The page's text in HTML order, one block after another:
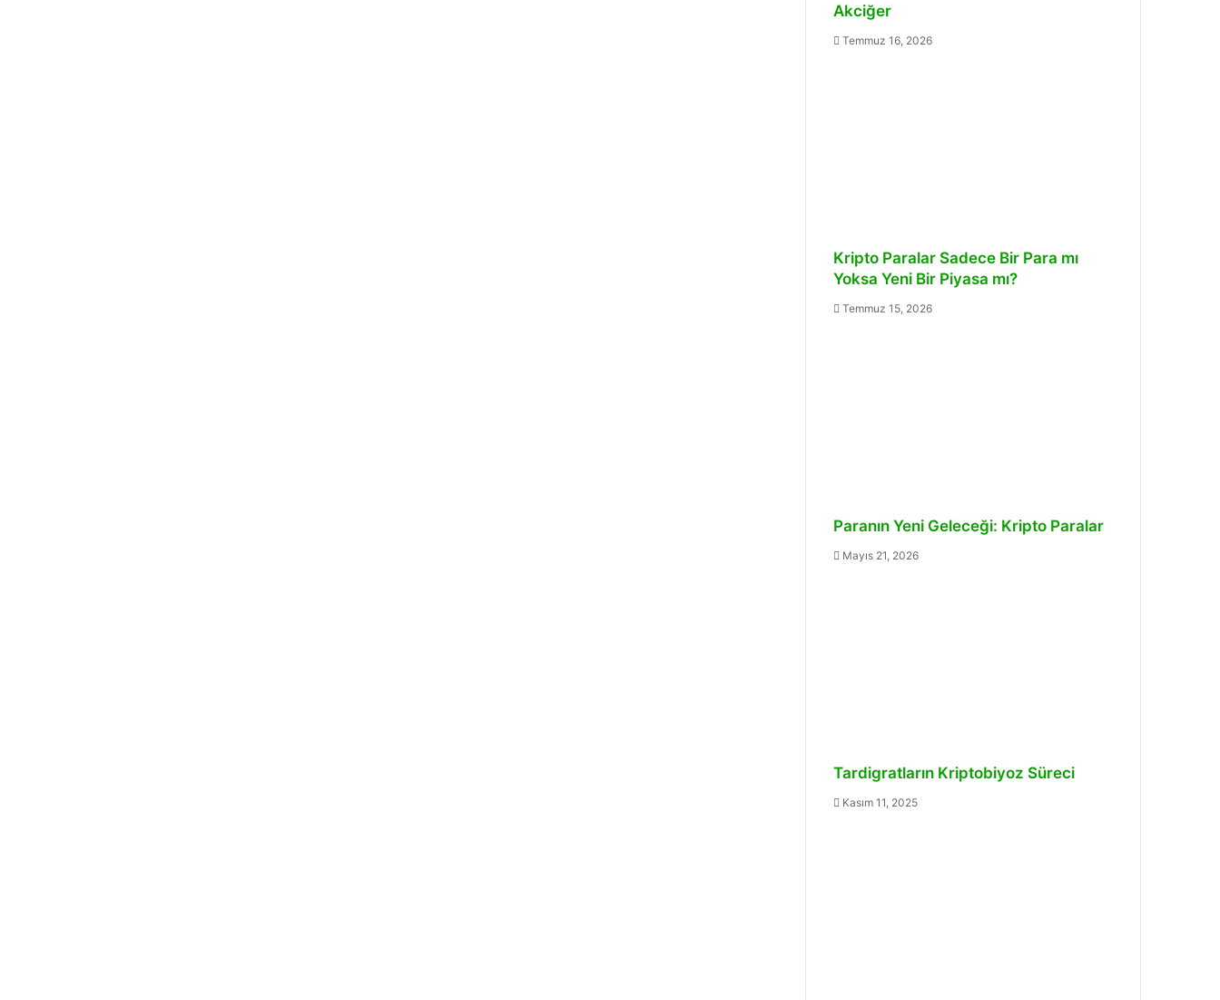
Akciğer
Temmuz 16, 2026
Kripto Paralar Sadece Bir Para mı
Yoksa Yeni Bir Piyasa mı?
Temmuz 15, 2026
Paranın Yeni Geleceği: Kripto Paralar
Mayıs 21, 2026
Tardigratların Kriptobiyoz Süreci
Kasım 11, 2025